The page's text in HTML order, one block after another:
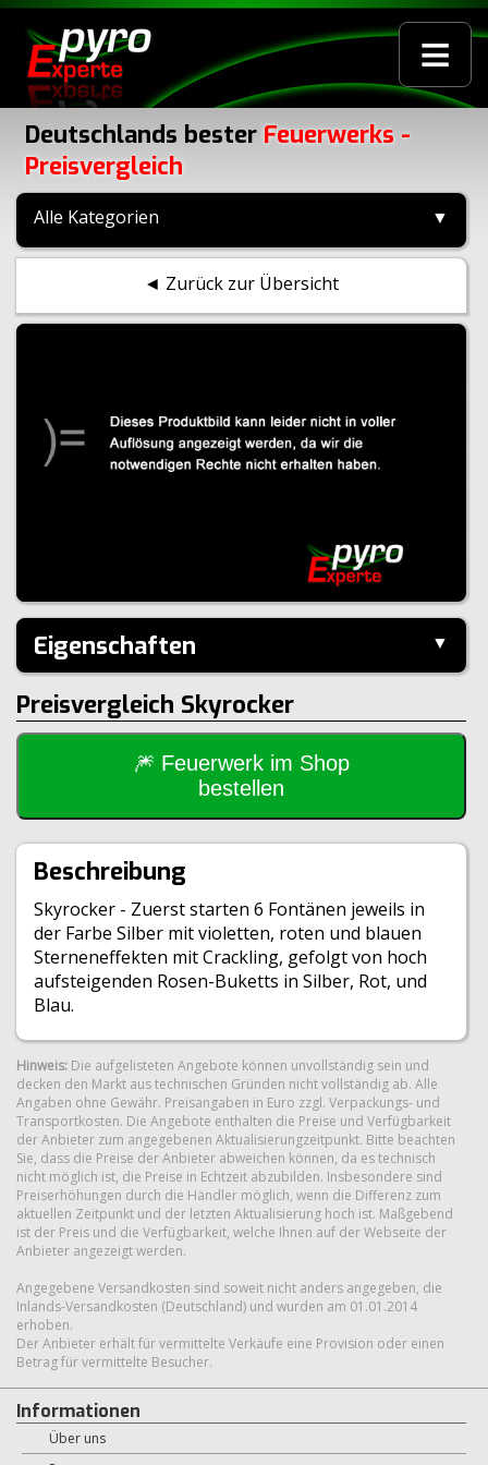
≡
Deutschlands bester Feuerwerks -
Preisvergleich
Alle Kategorien ▼
◄ Zurück zur Übersicht
Eigenschaften ▼
Hersteller:
Keller
Performance:
I-Shape
Kaliber:
25mm
Schuss:
21
45m
100sek
Inhalt je VE:
6 Stück
Größe:
16,3x18x16,3cm
Gewicht Brutto:
Gewicht Netto:
BAM:
BAM-F2-0045
Preisvergleich Skyrocker
🎆 Feuerwerk im Shop
bestellen
Beschreibung
Skyrocker - Zuerst starten 6 Fontänen jeweils in
der Farbe Silber mit violetten, roten und blauen
Sterneneffekten mit Crackling, gefolgt von hoch
aufsteigenden Rosen-Buketts in Silber, Rot, und
Blau.
Hinweis: Die aufgelisteten Angebote können unvollständig sein und
decken den Markt aus technischen Gründen nicht vollständig ab. Alle
Angaben ohne Gewähr. Preisangaben in Euro zzgl. Verpackungs- und
Transportkosten. Die Angebote enthalten die Preise und Verfügbarkeit
der Anbieter zum angegebenen Aktualisierungzeitpunkt. Bitte beachten
Sie, dass die Preise der Anbieter abweichen können, da es technisch
nicht möglich ist, die Preise in Echtzeit abzubilden. Insbesondere sind
Preiserhöhungen durch die Händler möglich, wenn die Differenz zum
aktuellen Zeitpunkt und der letzten Aktualisierung hoch ist. Maßgebend
ist der Preis und die Verfügbarkeit, welche Ihnen auf der Webseite der
Anbieter angezeigt werden.
Angegebene Versandkosten sind soweit nicht anders angegeben, die
Inlands-Versandkosten (Deutschland) und wurden am 01.01.2014
erhoben.
Der Anbieter erhält für vermittelte Verkäufe eine Provision oder einen
Betrag für vermittelte Besucher.
Informationen
Über uns